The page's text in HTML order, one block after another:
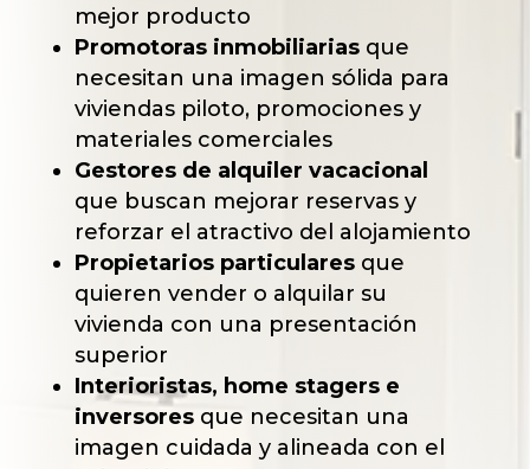
mejor producto
Promotoras inmobiliariasque
necesitan una imagen sólida para
viviendas piloto, promociones y
materiales comerciales
Gestores de alquiler vacacional
que buscan mejorar reservas y
reforzar el atractivo del alojamiento
Propietarios particularesque
quieren vender o alquilar su
vivienda con una presentación
superior
Interioristas, home stagers e
inversoresque necesitan una
imagen cuidada y alineada con el